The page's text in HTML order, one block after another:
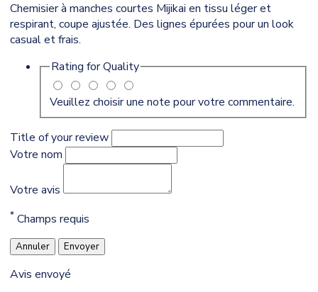
Chemisier à manches courtes Mijikai en tissu léger et
respirant, coupe ajustée. Des lignes épurées pour un look
casual et frais.
Rating forQuality
Veuillez choisir une note pour votre commentaire.
Title of your review
Votre nom
Votre avis
* Champs requis
Annuler Envoyer
Avis envoyé